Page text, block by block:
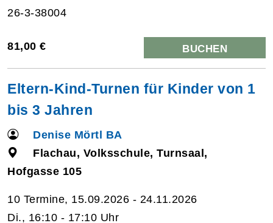
26-3-38004
81,00 € BUCHEN
Eltern-Kind-Turnen für Kinder von 1
bis 3 Jahren
Denise Mörtl BA
Flachau, Volksschule, Turnsaal,
Hofgasse 105
10 Termine, 15.09.2026 - 24.11.2026
Di., 16:10 - 17:10 Uhr